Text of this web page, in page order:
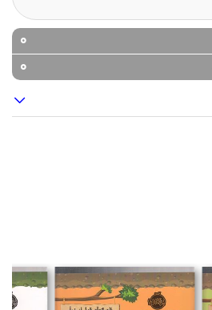
0
0